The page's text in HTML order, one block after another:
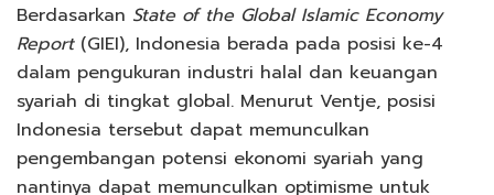
Berdasarkan State of the Global Islamic Economy
Report (GIEI), Indonesia berada pada posisi ke-4
dalam pengukuran industri halal dan keuangan
syariah di tingkat global. Menurut Ventje, posisi
Indonesia tersebut dapat memunculkan
pengembangan potensi ekonomi syariah yang
nantinya dapat memunculkan optimisme untuk